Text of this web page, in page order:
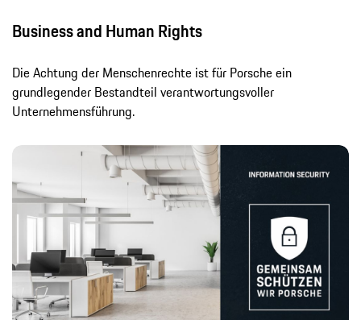
Business and Human Rights
Die Achtung der Menschenrechte ist für Porsche ein
grundlegender Bestandteil verantwortungsvoller
Unternehmensführung.